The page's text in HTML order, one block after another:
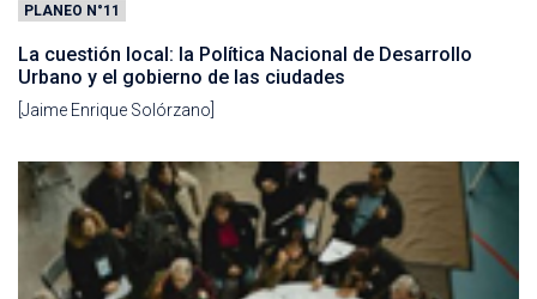
PLANEO N°11
La cuestión local: la Política Nacional de Desarrollo
Urbano y el gobierno de las ciudades
[Jaime Enrique Solórzano]